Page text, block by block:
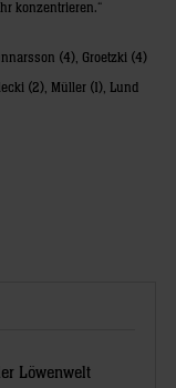
konzentrieren.“
(4), Groetzki (4)
(2), Müller (1), Lund
Löwenwelt